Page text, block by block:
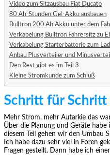
Video zum Sitzausbau Fiat Ducato
80 Ah-Stunden Gel-Akku ausbauen
Bulltron 200 Ah Akku unter dem
Verkabelung Bulltron Fahrersitz zu
Verkabelung Starterbatterie zum
Anbau Plusverteiler und
Den Rest gibt es im Teil 3
Kleine Stromkunde zum Schluß
Schritt für Schritt
Mehr Strom, mehr Autarkie das
Über die Planung und Geräte
diesem Teil gehen wir den Umbau
Ich habe dazu sehr viel in Foren
Fragen gestellt. Dann habe ich